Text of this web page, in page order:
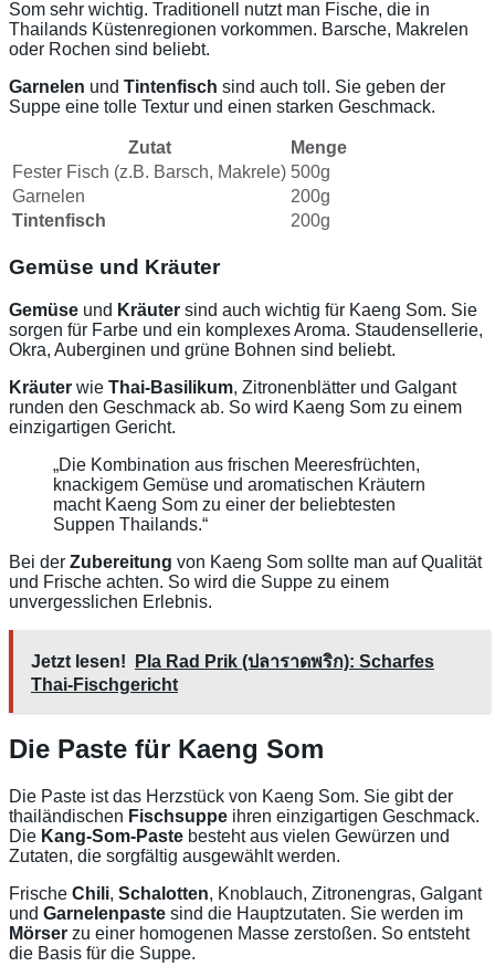
Som sehr wichtig. Traditionell nutzt man Fische, die in
Thailands Küstenregionen vorkommen. Barsche, Makrelen
oder Rochen sind beliebt.
Garnelen und Tintenfisch sind auch toll. Sie geben der
Suppe eine tolle Textur und einen starken Geschmack.
Zutat
Menge
Fester Fisch (z.B. Barsch, Makrele) 500g
Garnelen
200g
Tintenfisch
200g
Gemüse und Kräuter
Gemüse und Kräuter sind auch wichtig für Kaeng Som. Sie
sorgen für Farbe und ein komplexes Aroma. Staudensellerie,
Okra, Auberginen und grüne Bohnen sind beliebt.
Kräuter wie Thai-Basilikum, Zitronenblätter und Galgant
runden den Geschmack ab. So wird Kaeng Som zu einem
einzigartigen Gericht.
„Die Kombination aus frischen Meeresfrüchten,
knackigem Gemüse und aromatischen Kräutern
macht Kaeng Som zu einer der beliebtesten
Suppen Thailands.“
Bei der Zubereitung von Kaeng Som sollte man auf Qualität
und Frische achten. So wird die Suppe zu einem
unvergesslichen Erlebnis.
Jetzt lesen!
Pla Rad Prik (ปลาราดพริก): Scharfes
Thai-Fischgericht
Die Paste für Kaeng Som
Die Paste ist das Herzstück von Kaeng Som. Sie gibt der
thailändischen Fischsuppe ihren einzigartigen Geschmack.
Die Kang-Som-Paste besteht aus vielen Gewürzen und
Zutaten, die sorgfältig ausgewählt werden.
Frische Chili, Schalotten, Knoblauch, Zitronengras, Galgant
und Garnelenpaste sind die Hauptzutaten. Sie werden im
Mörser zu einer homogenen Masse zerstoßen. So entsteht
die Basis für die Suppe.